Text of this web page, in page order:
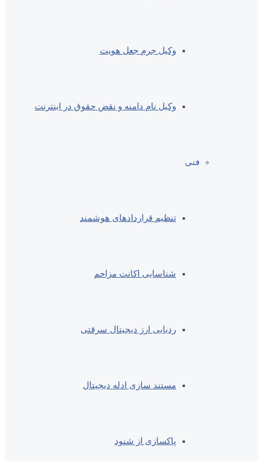
وکیل جرم جعل هویت
وکیل نام دامنه و نقض حقوق در اینترنت
فنی
تنظیم قراردادهای هوشمند
شناسایی اکانت مزاحم
ردیابی ارز دیجیتال سرقتی
مستند سازی ادله دیجیتال
پاکسازی از شنود